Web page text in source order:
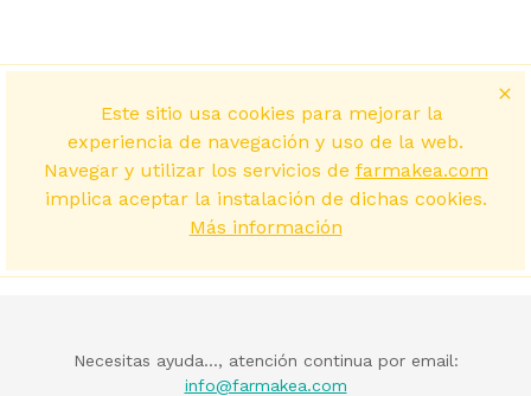
Este sitio usa cookies para mejorar la
experiencia de navegación y uso de la web.
Navegar y utilizar los servicios de farmakea.com
implica aceptar la instalación de dichas cookies.
Más información
Necesitas ayuda..., atención continua por email:
info@farmakea.com